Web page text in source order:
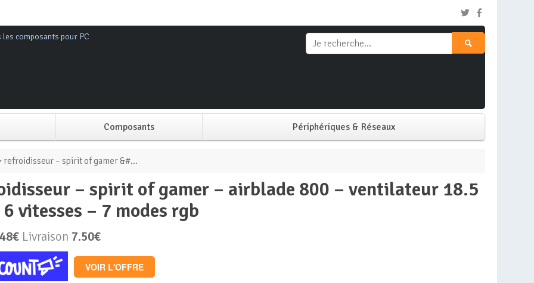
les composants pour PC
Composants
Alimentation PC
Boitier PC
Carte graphique
Mémoire PC
Périphériques & Réseaux
Ecran PC
refroidisseur – spirit of gamer &#...
vitesses – 7 modes rgb
Livraison 7.50€
VOIR L'OFFRE